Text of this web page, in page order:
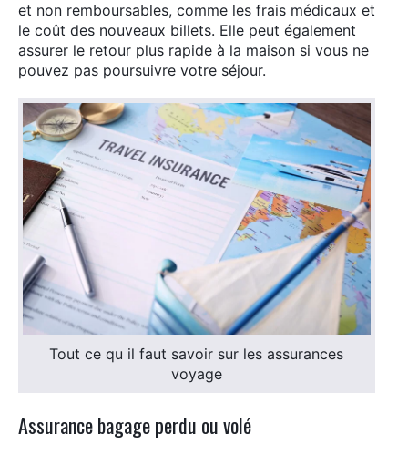
et non remboursables, comme les frais médicaux et
le coût des nouveaux billets. Elle peut également
assurer le retour plus rapide à la maison si vous ne
pouvez pas poursuivre votre séjour.
Tout ce qu il faut savoir sur les assurances
voyage
Assurance bagage perdu ou volé